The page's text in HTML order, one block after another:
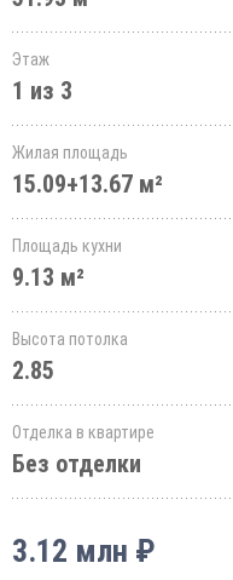
Этаж
1 из 3
Жилая площадь
15.09+13.67 м²
Площадь кухни
9.13 м²
Высота потолка
2.85
Отделка в квартире
Без отделки
3.12 млн ₽